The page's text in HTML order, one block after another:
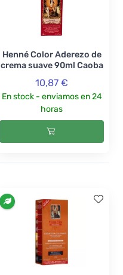
Henné Color Aderezo de
crema suave 90ml Caoba
10,87 €
En stock - enviamos en 24
horas